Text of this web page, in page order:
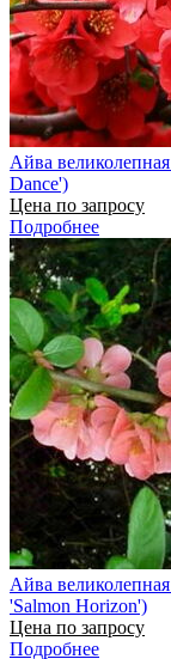
Айва
Dance')
Цена по запросу
Подробнее
Айва
'Salmon Horizon')
Цена по запросу
Подробнее